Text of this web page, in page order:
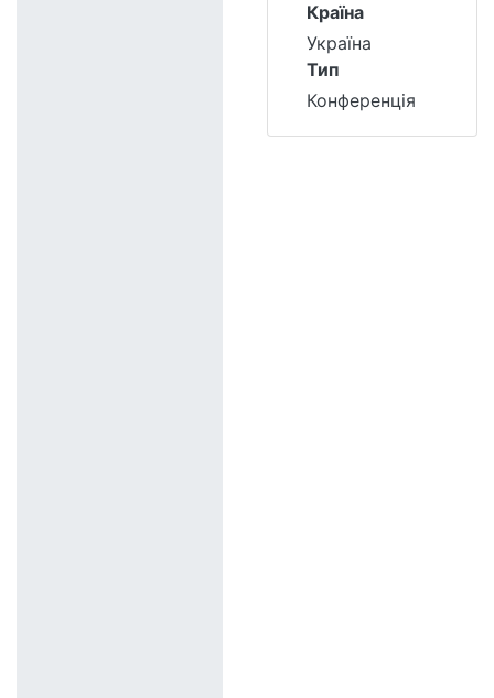
Країна
Україна
Тип
Конференція